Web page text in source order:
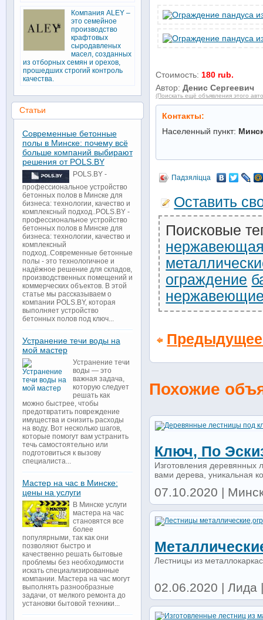
Стоимость: 180 rub.
Автор:Денис Сергеевич
(Поискать ещё объявления этого
Контакты:
Населенный пункт:
Падзяліцца
Оставить
Поисковые
ограждение
Похожие
Ключ, По
Изготовления деревянных
вами дерева, уникальная
07.10.2020 |
Лестницы из
02.06.2020 | Лида
Компания ALEY –
это семейное
производство
крафтовых
сыродавленых
масел, созданных
из отборных семян и орехов,
прошедших строгий контроль
качества.
Статьи
Современные бетонные
полы в Минске: почему всё
больше компаний выбирают
решения от POLS.BY
POLS.BY -
профессиональное устройство
бетонных полов в Минске для
бизнеса: технологии, качество и
комплексный подход..POLS.BY -
профессиональное устройство
бетонных полов в Минске для
бизнеса: технологии, качество и
комплексный
подход..Современные бетонные
полы - это технологичное и
надёжное решение для складов,
производственных помещений и
коммерческих объектов. В этой
статье мы рассказываем о
компании POLS.BY, которая
выполняет устройство
бетонных полов под ключ...
Устранение течи воды на
мой мастер
Устранение течи
воды — это
важная задача,
которую следует
решать как
можно быстрее, чтобы
предотвратить повреждение
имущества и снизить расходы
на воду. Вот несколько шагов,
которые помогут вам устранить
течь самостоятельно или
подготовиться к вызову
специалиста...
Мастер на час в Минске:
цены на услуги
В Минске услуги
мастера на час
становятся все
более
популярными, так как они
позволяют быстро и
качественно решать бытовые
проблемы без необходимости
искать специализированные
компании. Мастера на час могут
выполнять разнообразные
задачи, от мелкого ремонта до
установки бытовой техники...